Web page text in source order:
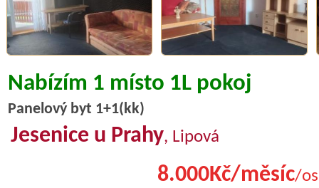
Nabízím 1 místo 1L pokoj
Panelový byt 1+1(kk)
Jesenice u Prahy, Lipová
8.000Kč/měsíc/